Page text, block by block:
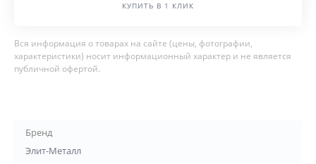
КУПИТЬ В 1 КЛИК
Вся информация о товарах на сайте (цены, фотографии,
характеристики) носит информационный характер и не является
публичной офертой.
Бренд
Элит-Металл